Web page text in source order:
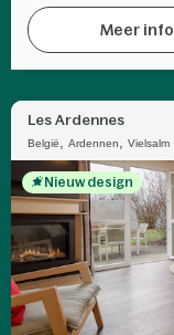
Meer info
Les Ardennes
België, Ardennen, Vielsalm
Nieuw design